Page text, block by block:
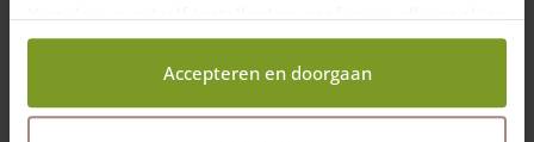
Kies dan voor ‘zelf instellen’ en geef aan welke cookies
wij wel mogen verzamelen.
Accepteren en doorgaan